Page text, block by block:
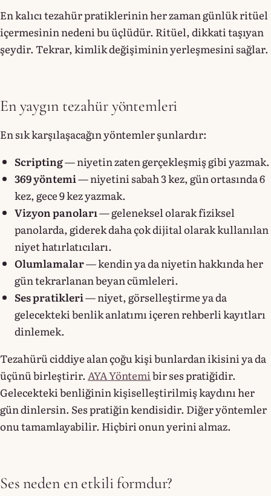
En kalıcı tezahür pratiklerinin her zaman günlük ritüel
içermesinin nedeni bu üçlüdür. Ritüel, dikkati taşıyan
şeydir. Tekrar, kimlik değişiminin yerleşmesini sağlar.
En yaygın tezahür yöntemleri
En sık karşılaşacağın yöntemler şunlardır:
Scripting— niyetin zaten gerçekleşmiş gibi yazmak.
369 yöntemi— niyetini sabah 3 kez, gün ortasında 6
kez, gece 9 kez yazmak.
Vizyon panoları— geleneksel olarak fiziksel
panolarda, giderek daha çok dijital olarak kullanılan
niyet hatırlatıcıları.
Olumlamalar— kendin ya da niyetin hakkında her
gün tekrarlanan beyan cümleleri.
Ses pratikleri— niyet, görselleştirme ya da
gelecekteki benlik anlatımı içeren rehberli kayıtları
dinlemek.
Tezahürü ciddiye alan çoğu kişi bunlardan ikisini ya da
üçünü birleştirir. AYA Yöntemi bir ses pratiğidir.
Gelecekteki benliğinin kişiselleştirilmiş kaydını her
gün dinlersin. Ses pratiğin kendisidir. Diğer yöntemler
onu tamamlayabilir. Hiçbiri onun yerini almaz.
Ses neden en etkili formdur?